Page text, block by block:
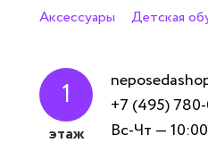
Аксессуары Детская
1
этаж
+7 (495)
Вс-Чт —